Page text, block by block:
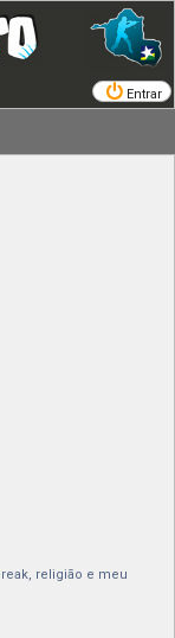
Entrar
religião e meu